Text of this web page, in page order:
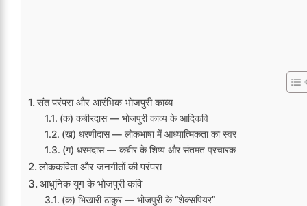
संत परंपरा और आरंभिक भोजपुरी काव्य
(क) कबीरदास — भोजपुरी काव्य के आदिकवि
(ख) धरणीदास — लोकभाषा में आध्यात्मिकता का स्वर
(ग) धरमदास — कबीर के शिष्य और संतमत प्रचारक
लोककविता और जनगीतों की परंपरा
आधुनिक युग के भोजपुरी कवि
(क) भिखारी ठाकुर — भोजपुरी के “शेक्सपियर”